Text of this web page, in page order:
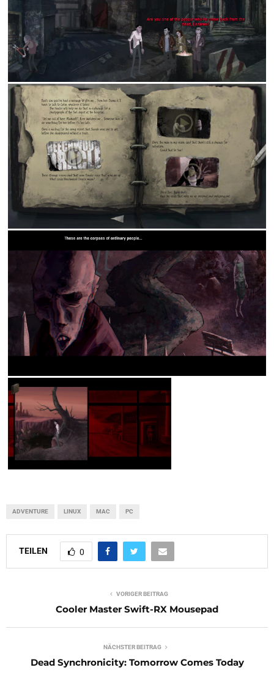
ADVENTURE LINUX MAC PC
TEILEN 0
VORIGER BEITRAG
Cooler Master Swift-RX Mousepad
NÄCHSTER BEITRAG
Dead Synchronicity: Tomorrow Comes Today